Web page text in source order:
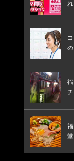
れ
チ
福